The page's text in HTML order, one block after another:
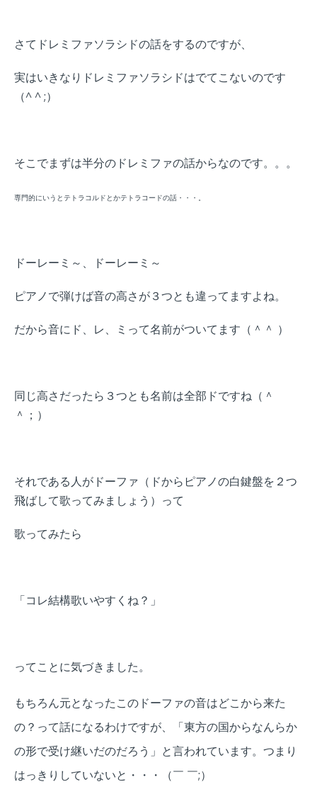
さてドレミファソラシドの話をするのですが、
実はいきなりドレミファソラシドはでてこないのです
（^ ^ ;）
そこでまずは半分のドレミファの話からなのです。。。
専門的にいうとテトラコルドとかテトラコードの話・・・。
ドーレーミ～、ドーレーミ～
ピアノで弾けば音の高さが３つとも違ってますよね。
だから音にド、レ、ミって名前がついてます（＾＾ ）
同じ高さだったら３つとも名前は全部ドですね（＾
＾；）
それである人がドーファ（ドからピアノの白鍵盤を２つ
飛ばして歌ってみましょう）って
歌ってみたら
「コレ結構歌いやすくね？」
ってことに気づきました。
もちろん元となったこのドーファの音はどこから来た
の？って話になるわけですが、「東方の国からなんらか
の形で受け継いだのだろう」と言われています。つまり
はっきりしていないと・・・（￣ ￣;）